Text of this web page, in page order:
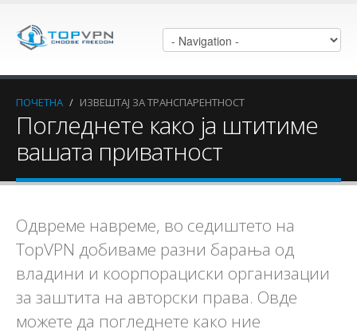
ПОЧЕТНА / ИЗВЕШТАЈ ЗА ТРАНСПАРЕНТНОСТ
Погледнете како ја штитиме
вашата приватност
Одвреме навреме, во седиштето на
TopVPN добиваме разни барања од
владини и коорпорациски организации
за заштита на авторски права. Овде
можете да погледнете како ние